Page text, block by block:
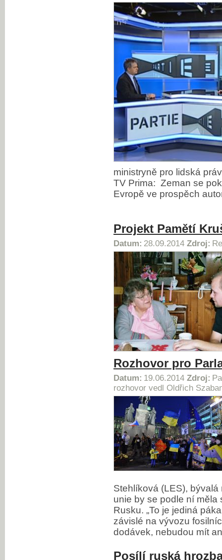
ministryně pro lidská
TV Prima: Zeman se
Evropě ve prospěch
Projekt Pamětí
Datum: 28.09.2014 Zdroj:
Rozhovor pro
Datum: 19.06.2014 Zdroj:
rozhovor vedl Oldřich
Stehlíková (LES),
unie by se podle ní měla
Rusku. „To je jediná
závislé na vývozu
dodávek, nebudou mít
Posílí ruská